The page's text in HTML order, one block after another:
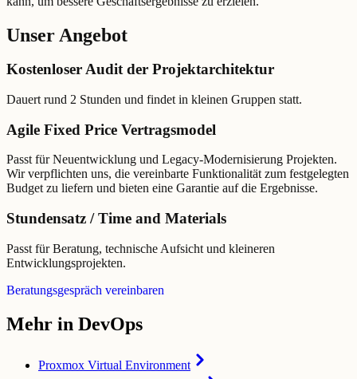
Unser Angebot
Kostenloser Audit der Projektarchitektur
Dauert rund 2 Stunden und findet in kleinen Gruppen statt.
Agile Fixed Price Vertragsmodel
Passt für Neuentwicklung und Legacy-Modernisierung Projekten.
Wir verpflichten uns, die vereinbarte Funktionalität zum festgelegten
Budget zu liefern und bieten eine Garantie auf die Ergebnisse.
Stundensatz / Time and Materials
Passt für Beratung, technische Aufsicht und kleineren
Entwicklungsprojekten.
Beratungsgespräch vereinbaren
Mehr in DevOps
Proxmox Virtual Environment